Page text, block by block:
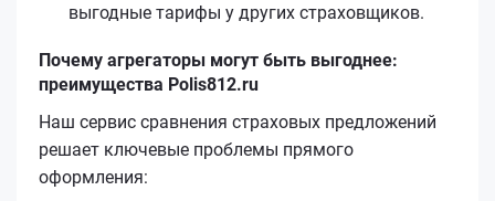
выгодные тарифы у других страховщиков.
Почему агрегаторы могут быть выгоднее:
преимущества Polis812.ru
Наш сервис сравнения страховых предложений
решает ключевые проблемы прямого
оформления: